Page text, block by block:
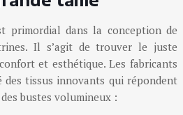
primordial dans la conception de
Il s’agit de trouver le juste
et esthétique. Les fabricants
des tissus innovants qui répondent
bustes volumineux :